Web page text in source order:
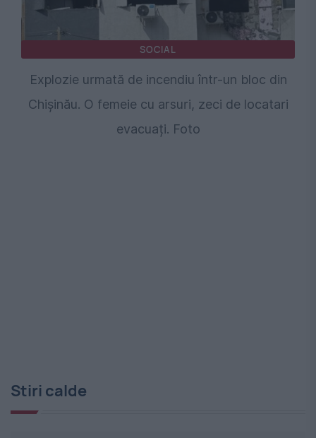
SOCIAL
Explozie urmată de incendiu într-un bloc din
Chișinău. O femeie cu arsuri, zeci de locatari
evacuați. Foto
Stiri calde